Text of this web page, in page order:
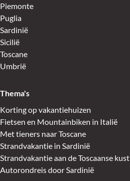
Piemonte
Puglia
Sardinië
Sicilië
Toscane
Umbrië
Thema's
Korting op vakantiehuizen
Fietsen en Mountainbiken in Italië
Met tieners naar Toscane
Strandvakantie in Sardinië
Strandvakantie aan de Toscaanse kust
Autorondreis door Sardinië